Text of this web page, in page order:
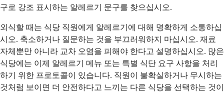
구로 강조 표시하는 알레르기 문구를 찾으십시오.
외식할 때는 식당 직원에게 알레르기에 대해 명확하게 소통하십
시오. 축소하거나 질문하는 것을 부끄러워하지 마십시오. 재료
자체뿐만 아니라 교차 오염을 피해야 한다고 설명하십시오. 많은
식당에는 이제 알레르기 메뉴 또는 특별 식단 요구 사항을 처리
하기 위한 프로토콜이 있습니다. 직원이 불확실하거나 무시하는
것처럼 보이면 더 안전하다고 느끼는 다른 식당을 선택하는 것이